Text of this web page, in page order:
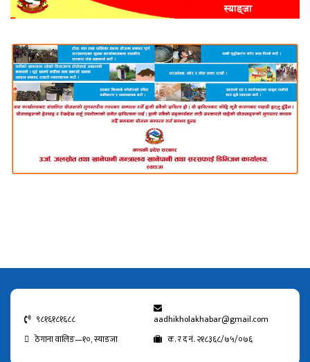
९८१६१८१६८८
aadhikholakhabar@gmail.com
ठेगाना वालिङ—१०, स्याङजा
क. र द नं. २१८३६८/७५/०७६